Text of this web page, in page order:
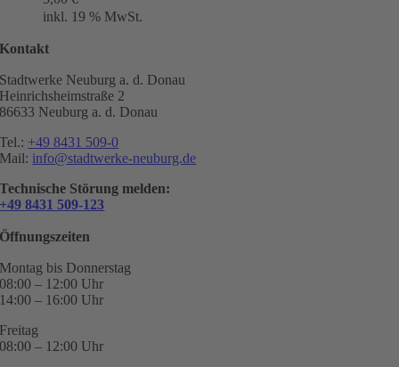
inkl. 19 % MwSt.
Kontakt
Stadtwerke Neuburg a. d. Donau
Heinrichsheimstraße 2
86633 Neuburg a. d. Donau
Tel.: +49 8431 509-0
Mail: info@stadtwerke-neuburg.de
Technische Störung melden:
+49 8431 509-123
Öffnungszeiten
Montag bis Donnerstag
08:00 – 12:00 Uhr
14:00 – 16:00 Uhr
Freitag
08:00 – 12:00 Uhr